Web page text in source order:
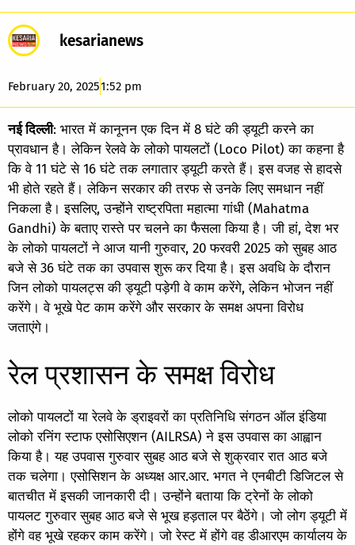
kesarianews
February 20, 20251:52 pm
नई दिल्ली: भारत में कानूनन एक दिन में 8 घंटे की ड्यूटी करने का
प्रावधान है। लेकिन रेलवे के लोको पायलटों (Loco Pilot) का कहना है
कि वे 11 घंटे से 16 घंटे तक लगातार ड्यूटी करते हैं। इस वजह से हादसे
भी होते रहते हैं। लेकिन सरकार की तरफ से उनके लिए समधान नहीं
निकला है। इसलिए, उन्होंने राष्ट्रपिता महात्मा गांधी (Mahatma
Gandhi) के बताए रास्ते पर चलने का फैसला किया है। जी हां, देश भर
के लोको पायलटों ने आज यानी गुरुवार, 20 फरवरी 2025 को सुबह आठ
बजे से 36 घंटे तक का उपवास शुरू कर दिया है। इस अवधि के दौरान
जिन लोको पायलट्स की ड्यूटी पड़ेगी वे काम करेंगे, लेकिन भोजन नहीं
करेंगे। वे भूखे पेट काम करेंगे और सरकार के समक्ष अपना विरोध
जताएंगे।
रेल प्रशासन के समक्ष विरोध
लोको पायलटों या रेलवे के ड्राइवरों का प्रतिनिधि संगठन ऑल इंडिया
लोको रनिंग स्टाफ एसोसिएशन (AILRSA) ने इस उपवास का आह्वान
किया है। यह उपवास गुरुवार सुबह आठ बजे से शुक्रवार रात आठ बजे
तक चलेगा। एसोसिशन के अध्यक्ष आर.आर. भगत ने एनबीटी डिजिटल से
बातचीत में इसकी जानकारी दी। उन्होंने बताया कि ट्रेनों के लोको
पायलट गुरुवार सुबह आठ बजे से भूख हड़ताल पर बैठेंगे। जो लोग ड्यूटी में
होंगे वह भूखे रहकर काम करेंगे। जो रेस्ट में होंगे वह डीआरएम कार्यालय के